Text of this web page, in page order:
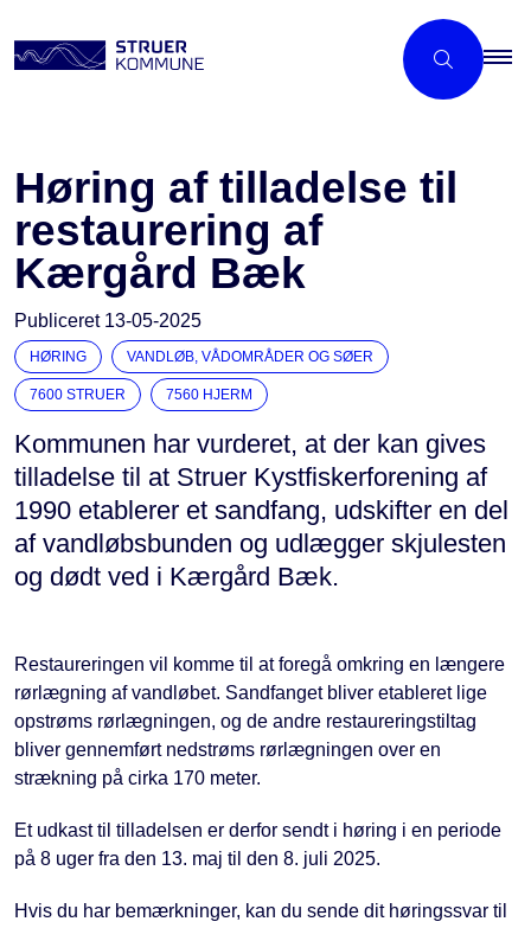
Høring af tilladelse til
restaurering af
Kærgård Bæk
Publiceret 13-05-2025
HØRING VANDLØB, VÅDOMRÅDER OG SØER
7600 STRUER 7560 HJERM
Kommunen har vurderet, at der kan gives
tilladelse til at Struer Kystfiskerforening af
1990 etablerer et sandfang, udskifter en del
af vandløbsbunden og udlægger skjulesten
og dødt ved i Kærgård Bæk.
Restaureringen vil komme til at foregå omkring en længere
rørlægning af vandløbet. Sandfanget bliver etableret lige
opstrøms rørlægningen, og de andre restaureringstiltag
bliver gennemført nedstrøms rørlægningen over en
strækning på cirka 170 meter.
Et udkast til tilladelsen er derfor sendt i høring i en periode
på 8 uger fra den 13. maj til den 8. juli 2025.
Hvis du har bemærkninger, kan du sende dit høringssvar til